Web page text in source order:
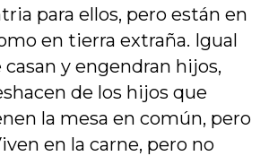
para ellos, pero están en
en tierra extraña. Igual
y engendran hijos,
de los hijos que
la mesa en común, pero
en la carne, pero no